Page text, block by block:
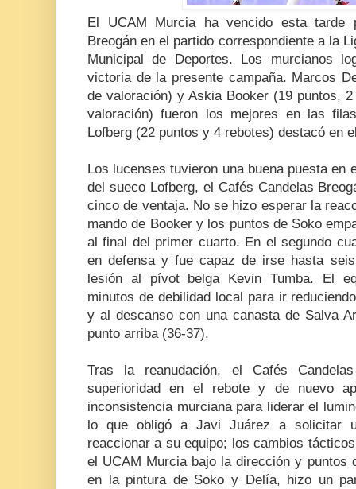
El UCAM Murcia ha vencido esta tarde
Breogán en el partido correspondiente a la
Municipal de Deportes. Los murcianos
victoria de la presente campaña. Marcos
de valoración) y Askia Booker (19 puntos,
valoración) fueron los mejores en las
Lofberg (22 puntos y 4 rebotes) destacó en
Los lucenses tuvieron una buena puesta en
del sueco Lofberg, el Cafés Candelas
cinco de ventaja. No se hizo esperar la
mando de Booker y los puntos de Soko
al final del primer cuarto. En el segundo
en defensa y fue capaz de irse hasta
lesión al pívot belga Kevin Tumba. El
minutos de debilidad local para ir
y al descanso con una canasta de Salva
punto arriba (36-37).
Tras la reanudación, el Cafés
superioridad en el rebote y de nuevo
inconsistencia murciana para liderar el
lo que obligó a Javi Juárez a solicitar
reaccionar a su equipo; los cambios
el UCAM Murcia bajo la dirección y puntos
en la pintura de Soko y Delía, hizo un